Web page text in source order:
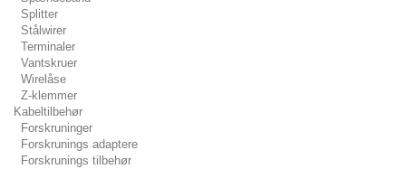
Splitter
Stålwirer
Terminaler
Vantskruer
Wirelåse
Z-klemmer
Kabeltilbehør
Forskruninger
Forskrunings adaptere
Forskrunings tilbehør